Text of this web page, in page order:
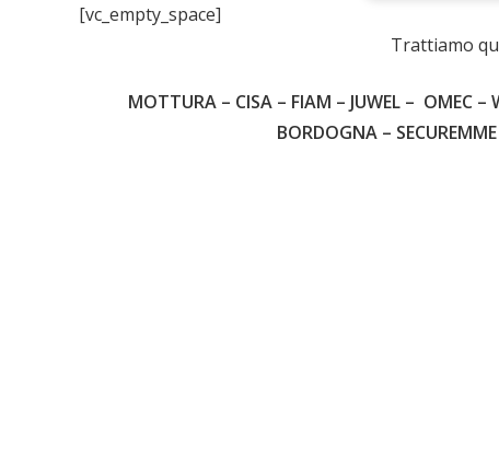
[vc_empty_space]
Trattiamo
MOTTURA – CISA – FIAM – JUWEL – OMEC –
BORDOGNA –